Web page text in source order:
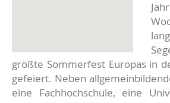
größte Sommerfest Europas in
gefeiert. Neben
eine Fachhochschule, eine